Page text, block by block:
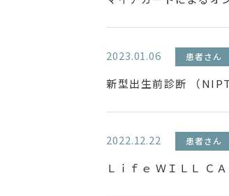
2023.01.06 患者さん
新型出生前診断 （
2022.12.22 患者さん
Ｌｉｆｅ ＷＩＬＬ Ｃ